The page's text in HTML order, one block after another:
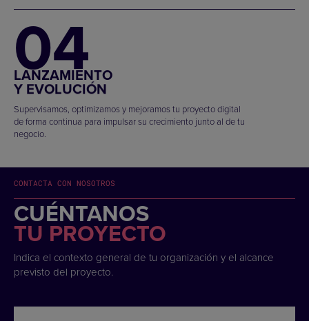
04
LANZAMIENTO
Y EVOLUCIÓN
Supervisamos, optimizamos y mejoramos tu proyecto digital
de forma continua para impulsar su crecimiento junto al de tu
negocio.
CONTACTA CON NOSOTROS
CUÉNTANOS
TU PROYECTO
Indica el contexto general de tu organización y el alcance
previsto del proyecto.